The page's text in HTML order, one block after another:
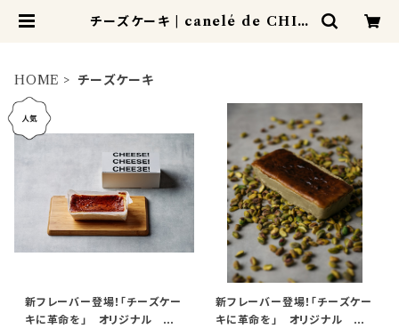
チーズケーキ | canelé de CHIA
HOME チーズケーキ
新フレーバー登場！「チーズケー
キに革命を」 オリジナル
新フレーバー登場！「チーズケー
キに革命を」 オリジナル ピ